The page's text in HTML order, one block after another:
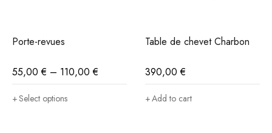
Porte-revues
55,00€ – 110,00€
Select options
Table de chevet Charbon
390,00€
Add to cart